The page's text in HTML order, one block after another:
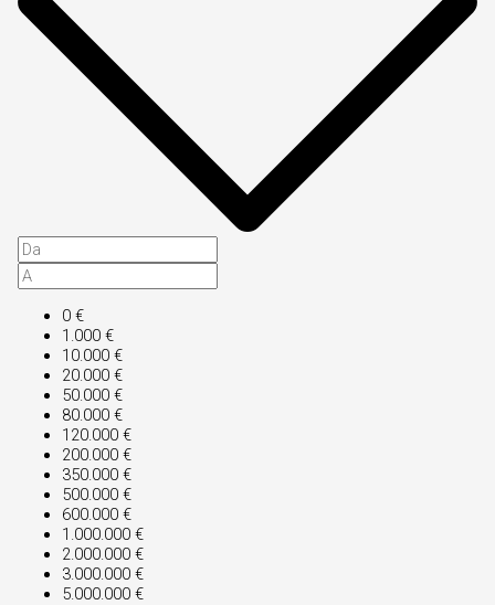
0 €
1.000 €
10.000 €
20.000 €
50.000 €
80.000 €
120.000 €
200.000 €
350.000 €
500.000 €
600.000 €
1.000.000 €
2.000.000 €
3.000.000 €
5.000.000 €